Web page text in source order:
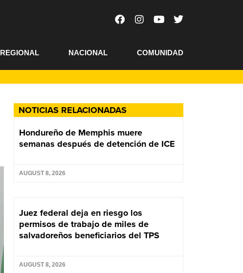
REGIONAL NACIONAL COMUNIDAD
NOTICIAS RELACIONADAS
Hondureño de Memphis muere
semanas después de detención de ICE
AUGUST 8, 2026
Juez federal deja en riesgo los
permisos de trabajo de miles de
salvadoreños beneficiarios del TPS
AUGUST 8, 2026